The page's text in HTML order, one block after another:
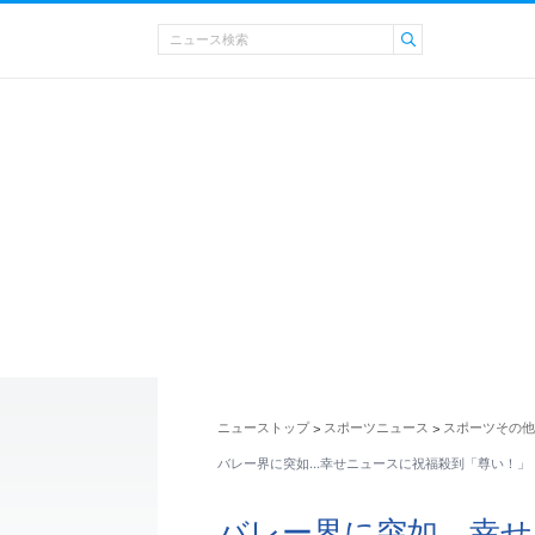
ニューストップ > スポーツニュース > スポーツその
バレー界に突如…幸せニュースに祝福殺到「尊い！